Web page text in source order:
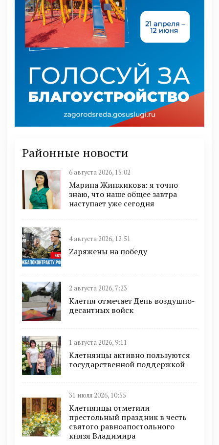
Районные новости
6 августа 2026, 15:02
Марина Жинжикова: я точно
знаю, что наше общее завтра
наступает уже сегодня
4 августа 2026, 12:51
Zаряжены на победу
2 августа 2026, 7:23
Клетня отмечает День воздушно-
десантных войск
1 августа 2026, 9:11
Клетнянцы активно пользуются
государственной поддержкой
31 июля 2026, 10:55
Клетнянцы отметили
престольный праздник в честь
святого равноапостольного
князя Владимира